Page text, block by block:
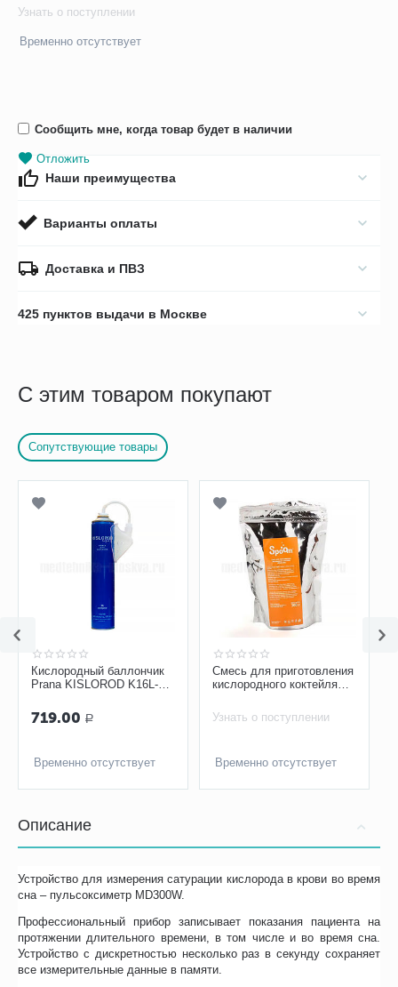
Узнать о поступлении
Временно отсутствует
Сообщить мне, когда товар будет в наличии
Отложить
Наши преимущества
Варианты оплаты
Доставка и ПВЗ
425 пунктов выдачи в Москве
С этим товаром покупают
Сопутствующие товары
Кислородный баллончик
Prana KISLOROD K16L-M
719.00 Р
Временно отсутствует
Смесь для приготовления
кислородного коктейля
Узнать о поступлении
Временно отсутствует
Описание
Устройство для измерения сатурации кислорода в крови во время
сна – пульсоксиметр MD300W.
Профессиональный прибор записывает показания пациента на
протяжении длительного времени, в том числе и во время сна.
Устройство с дискретностью несколько раз в секунду сохраняет
все измерительные данные в памяти.